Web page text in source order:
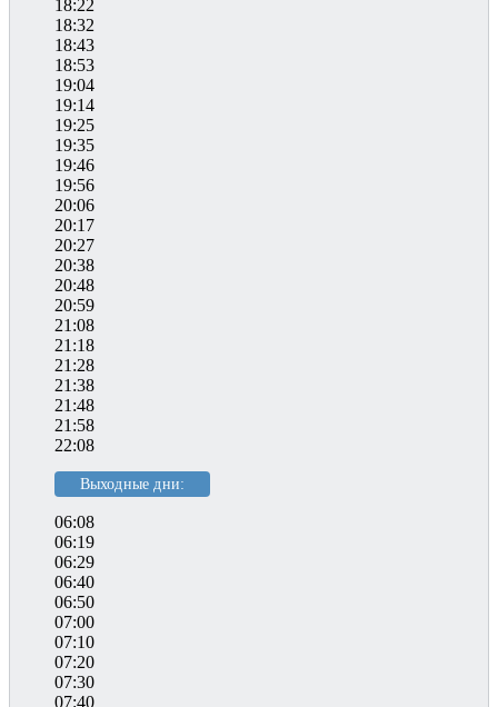
18:22
18:32
18:43
18:53
19:04
19:14
19:25
19:35
19:46
19:56
20:06
20:17
20:27
20:38
20:48
20:59
21:08
21:18
21:28
21:38
21:48
21:58
22:08
Выходные дни:
06:08
06:19
06:29
06:40
06:50
07:00
07:10
07:20
07:30
07:40